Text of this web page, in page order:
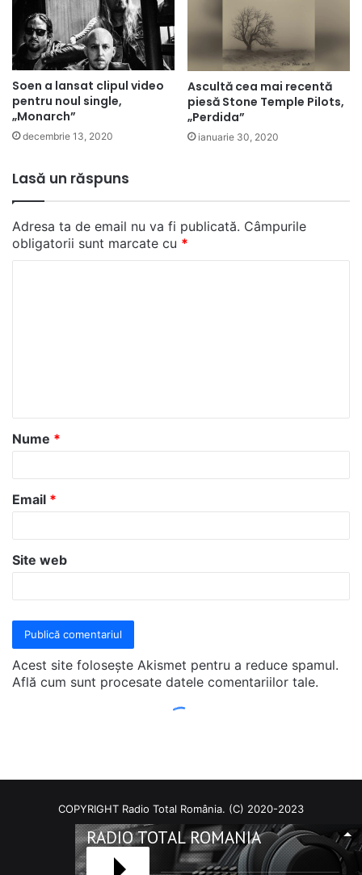
COPYRIGHT Radio Total România. (C) 2020-2023
Facebook
RSS
RADIO TOTAL ROMANIA